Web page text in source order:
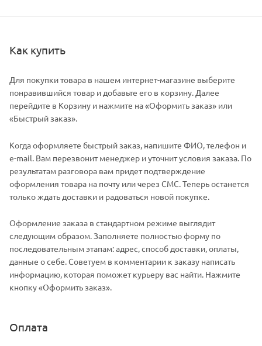
Как купить
Для покупки товара в нашем интернет-магазине выберите
понравившийся товар и добавьте его в корзину. Далее
перейдите в Корзину и нажмите на «Оформить заказ» или
«Быстрый заказ».
Когда оформляете быстрый заказ, напишите ФИО, телефон и
e-mail. Вам перезвонит менеджер и уточнит условия заказа. По
результатам разговора вам придет подтверждение
оформления товара на почту или через СМС. Теперь останется
только ждать доставки и радоваться новой покупке.
Оформление заказа в стандартном режиме выглядит
следующим образом. Заполняете полностью форму по
последовательным этапам: адрес, способ доставки, оплаты,
данные о себе. Советуем в комментарии к заказу написать
информацию, которая поможет курьеру вас найти. Нажмите
кнопку «Оформить заказ».
Оплата